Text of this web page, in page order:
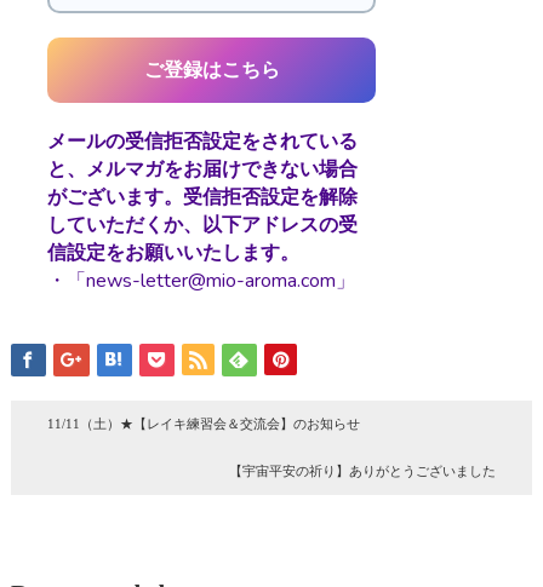
メールの受信拒否設定をされている
と、メルマガをお届けできない場合
がございます。受信拒否設定を解除
していただくか、以下アドレスの受
信設定をお願いいたします。
・「news-letter@mio-aroma.com」
11/11（土）★【レイキ練習会＆交流会】のお知らせ
【宇宙平安の祈り】ありがとうございました